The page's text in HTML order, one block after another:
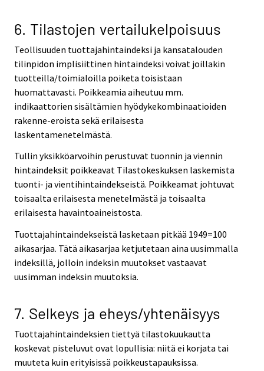
6. Tilastojen vertailukelpoisuus
Teollisuuden tuottajahintaindeksi ja kansatalouden
tilinpidon implisiittinen hintaindeksi voivat joillakin
tuotteilla/toimialoilla poiketa toisistaan
huomattavasti. Poikkeamia aiheutuu mm.
indikaattorien sisältämien hyödykekombinaatioiden
rakenne-eroista sekä erilaisesta
laskentamenetelmästä.
Tullin yksikköarvoihin perustuvat tuonnin ja viennin
hintaindeksit poikkeavat Tilastokeskuksen laskemista
tuonti- ja vientihintaindekseistä. Poikkeamat johtuvat
toisaalta erilaisesta menetelmästä ja toisaalta
erilaisesta havaintoaineistosta.
Tuottajahintaindekseistä lasketaan pitkää 1949=100
aikasarjaa. Tätä aikasarjaa ketjutetaan aina uusimmalla
indeksillä, jolloin indeksin muutokset vastaavat
uusimman indeksin muutoksia.
7. Selkeys ja eheys/yhtenäisyys
Tuottajahintaindeksien tiettyä tilastokuukautta
koskevat pisteluvut ovat lopullisia: niitä ei korjata tai
muuteta kuin erityisissä poikkeustapauksissa.